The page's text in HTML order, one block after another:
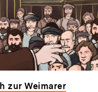
zur Weimarer